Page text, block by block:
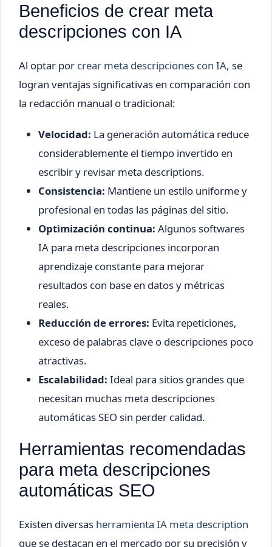
Beneficios de crear meta
descripciones con IA
Al optar por crear meta descripciones con IA, se
logran ventajas significativas en comparación con
la redacción manual o tradicional:
Velocidad: La generación automática reduce
considerablemente el tiempo invertido en
escribir y revisar meta descriptions.
Consistencia: Mantiene un estilo uniforme y
profesional en todas las páginas del sitio.
Optimización continua: Algunos softwares
IA para meta descripciones incorporan
aprendizaje constante para mejorar
resultados con base en datos y métricas
reales.
Reducción de errores: Evita repeticiones,
exceso de palabras clave o descripciones poco
atractivas.
Escalabilidad: Ideal para sitios grandes que
necesitan muchas meta descripciones
automáticas SEO sin perder calidad.
Herramientas recomendadas
para meta descripciones
automáticas SEO
Existen diversas herramienta IA meta description
que se destacan en el mercado por su precisión y